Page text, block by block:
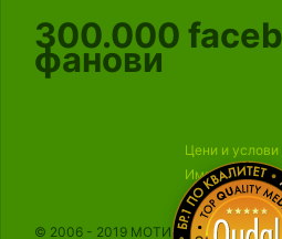
300.000
фанови
Цени и
Импресум
© 2006 - 2019 МОТИКА, Сите права